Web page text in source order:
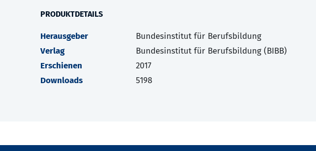
PRODUKTDETAILS
Herausgeber
Bundesinstitut für Berufsbildung
Verlag
Bundesinstitut für Berufsbildung (BIBB)
Erschienen
2017
Downloads
5198